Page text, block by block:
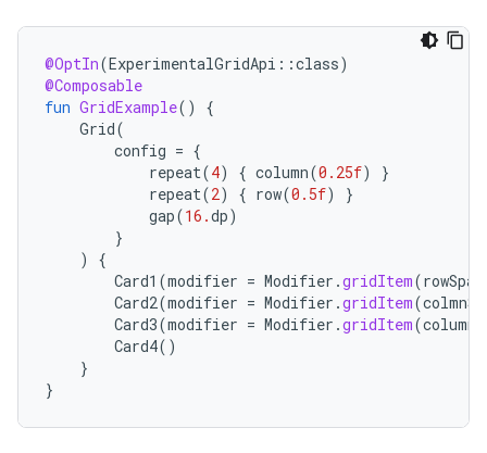
@OptIn(ExperimentalGridApi ::class)
@Composable
fun GridExample()
{
Grid(
config = {
repeat(4) { column(0.25f)
}
repeat(2) { row(0.5f)
}
gap(16.dp)
}
)
{
Card1 (modifier = Modifier .gridItem(rowSpan
Card2(modifier = Modifier .gridItem(
Card3(modifier = Modifier .gridItem(
Card4()
}
}